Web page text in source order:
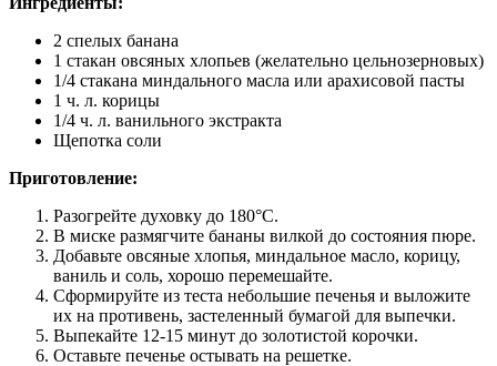
2 спелых банана
1 стакан овсяных хлопьев (желательно цельнозерновых)
1/4 стакана миндального масла или арахисовой пасты
1 ч. л. корицы
1/4 ч. л. ванильного экстракта
Щепотка соли
Приготовление:
Разогрейте духовку до 180°C.
В миске размягчите бананы вилкой до состояния пюре.
Добавьте овсяные хлопья, миндальное масло, корицу,
ваниль и соль, хорошо перемешайте.
Сформируйте из теста небольшие печенья и выложите
их на противень, застеленный бумагой для выпечки.
Выпекайте 12-15 минут до золотистой корочки.
Оставьте печенье остывать на решетке.